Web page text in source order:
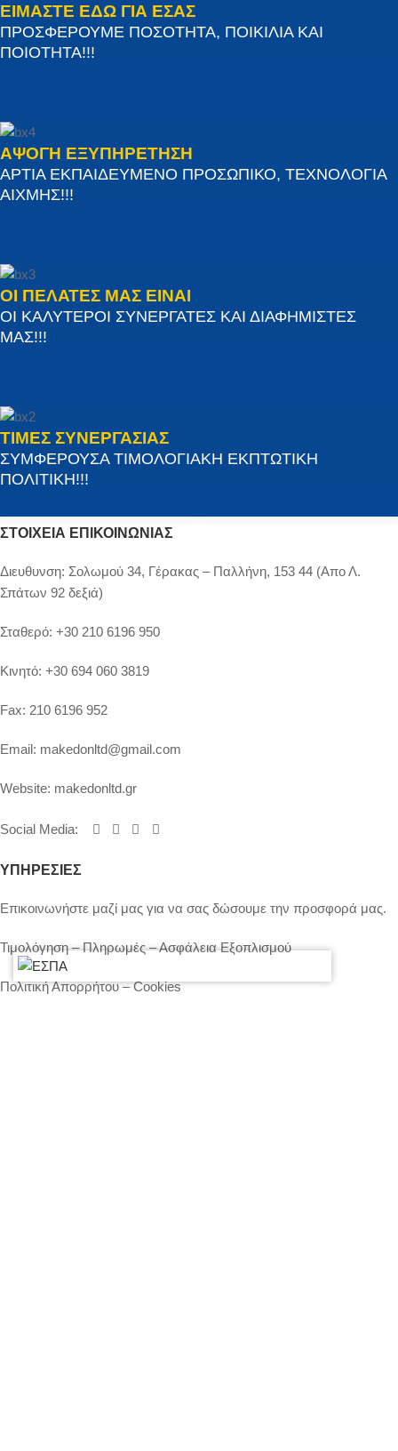
ΕΙΜΑΣΤΕ ΕΔΩ ΓΙΑ ΕΣΑΣ
ΠΡΟΣΦΕΡΟΥΜΕ ΠΟΣΟΤΗΤΑ, ΠΟΙΚΙΛΙΑ ΚΑΙ
ΠΟΙΟΤΗΤΑ!!!
ΑΨΟΓΗ ΕΞΥΠΗΡΕΤΗΣΗ
ΑΡΤΙΑ ΕΚΠΑΙΔΕΥΜΕΝΟ ΠΡΟΣΩΠΙΚΟ, ΤΕΧΝΟΛΟΓΙΑ
ΑΙΧΜΗΣ!!!
ΟΙ ΠΕΛΑΤΕΣ ΜΑΣ ΕΙΝΑΙ
ΟΙ ΚΑΛΥΤΕΡΟΙ ΣΥΝΕΡΓΑΤΕΣ ΚΑΙ ΔΙΑΦΗΜΙΣΤΕΣ
ΜΑΣ!!!
ΤΙΜΕΣ ΣΥΝΕΡΓΑΣΙΑΣ
ΣΥΜΦΕΡΟΥΣΑ ΤΙΜΟΛΟΓΙΑΚΗ ΕΚΠΤΩΤΙΚΗ
ΠΟΛΙΤΙΚΗ!!!
ΣΤΟΙΧΕΊΑ ΕΠΙΚΟΙΝΩΝΊΑΣ
Διευθυνση: Σολωμού 34, Γέρακας – Παλλήνη, 153 44 (Απο Λ.
Σπάτων 92 δεξιά)
Σταθερό: +30 210 6196 950
Κινητό: +30 694 060 3819
Fax: 210 6196 952
Email: makedonltd@gmail.com
Website: makedonltd.gr
Social Media:
ΥΠΗΡΕΣΙΕΣ
Επικοινωνήστε μαζί μας για να σας δώσουμε την προσφορά μας.
Τιμολόγηση – Πληρωμές – Ασφάλεια Εξοπλισμού
Πολιτική Απορρήτου – Cookies